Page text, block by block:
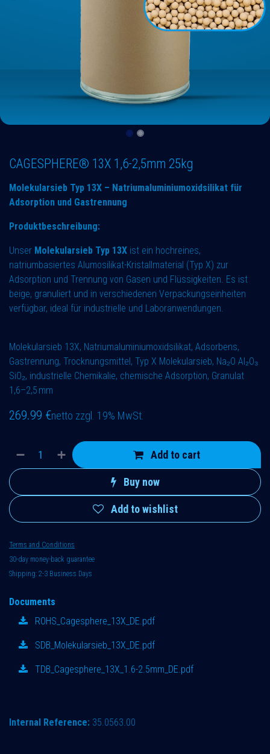
CAGESPHERE® 13X 1,6-2,5mm 25kg
Molekularsieb Typ 13X – Natriumaluminiumoxidsilikat für
Adsorption und Gastrennung
Produktbeschreibung:
Unser Molekularsieb Typ 13X ist ein hochreines,
natriumbasiertes Alumosilikat-Kristallmaterial (Typ X) zur
Adsorption und Trennung von Gasen und Flüssigkeiten. Es ist
beige, granuliert und in verschiedenen Verpackungseinheiten
verfügbar, ideal für industrielle und Laboranwendungen.
Molekularsieb 13X, Natriumaluminiumoxidsilikat, Adsorbens,
Gastrennung, Trocknungsmittel, Typ X Molekularsieb, Na₂O Al₂O₃
SiO₂, industrielle Chemikalie, chemische Adsorption, Granulat
1,6–2,5 mm
269.99 €netto zzgl. 19% MwSt.
Add to cart
Buy now
Add to wishlist
Terms and Conditions
30-day money-back guarantee
Shipping: 2-3 Business Days
Documents
ROHS_Cagesphere_13X_DE.pdf
SDB_Molekularsieb_13X_DE.pdf
TDB_Cagesphere_13X_1.6-2.5mm_DE.pdf
Internal Reference: 35.0563.00